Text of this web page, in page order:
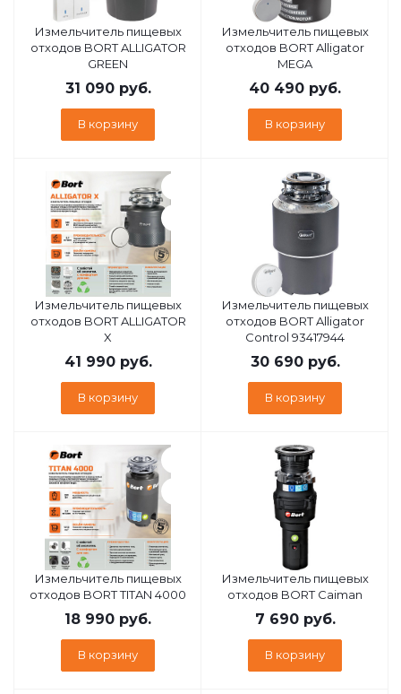
Измельчитель пищевых
отходов BORT ALLIGATOR
GREEN
31 090руб.
В корзину
Измельчитель пищевых
отходов BORT Alligator
MEGA
40 490 руб.
В корзину
Измельчитель пищевых
отходов BORT ALLIGATOR
X
41 990руб.
В корзину
Измельчитель пищевых
отходов BORT Alligator
Control 93417944
30 690руб.
В корзину
Измельчитель пищевых
отходов BORT TITAN 4000
18 990 руб.
В корзину
Измельчитель пищевых
отходов BORT Caiman
7 690руб.
В корзину